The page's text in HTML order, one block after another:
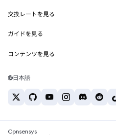
MetaMask Connect
Snaps
Web3サービス
セキュリティ
サポート
キャリア
お問い合わせ
イーサリアムの価格
Solanaの価格
Tetherの価格
交換レートを見る
ETH→USD
USDT→INR
BTC→INR
ETH→USDT
ガイドを見る
ETHの購入
USDTの購入
SHIBの購入
コンテンツを見る
Solanaウォレット
日本語
Consensys